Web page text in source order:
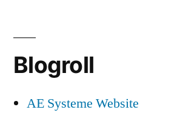
Blogroll
AE Systeme Website